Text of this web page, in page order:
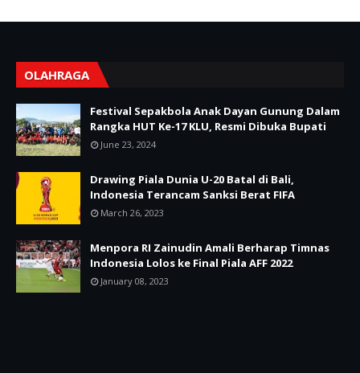
OLAHRAGA
Festival Sepakbola Anak Dayan Gunung Dalam
Rangka HUT Ke-17 KLU, Resmi Dibuka Bupati
June 23, 2024
Drawing Piala Dunia U-20 Batal di Bali,
Indonesia Terancam Sanksi Berat FIFA
March 26, 2023
Menpora RI Zainudin Amali Berharap Timnas
Indonesia Lolos ke Final Piala AFF 2022
January 08, 2023